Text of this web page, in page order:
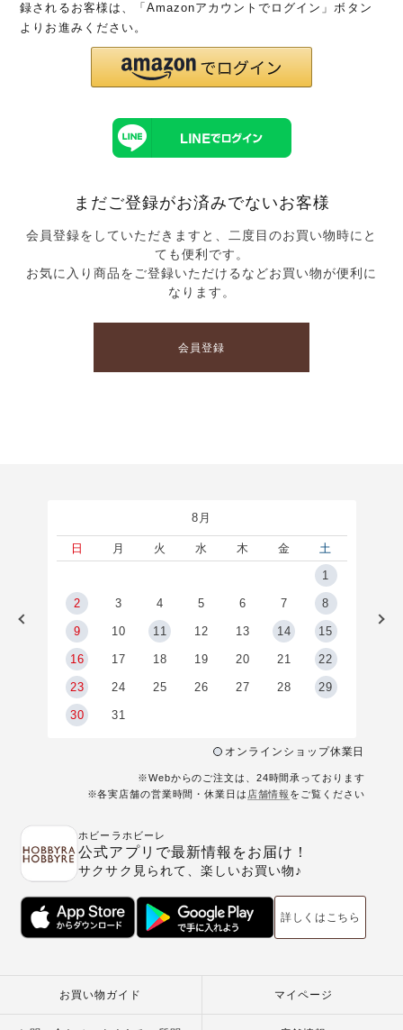
録されるお客様は、「Amazonアカウントでログイン」ボタン
よりお進みください。
まだご登録がお済みでないお客様
会員登録をしていただきますと、二度目のお買い物時にと
ても便利です。
お気に入り商品をご登録いただけるなどお買い物が便利に
なります。
会員登録
8月
日 月 火 水 木 金
土
1
2 3 4 5 6 7 8
9 10 11 12 13 14 15
16 17 18 19 20 21 22
23 24 25 26 27 28 29
30 31
オンラインショップ休業日
※Webからのご注文は、24時間承っております
※各実店舗の営業時間・休業日は 店舗情報 をご覧ください
ホビーラホビーレ
公式アプリで最新情報をお届け！
サクサク見られて、楽しいお買い物♪
詳しくはこちら
お買い物ガイド マイページ